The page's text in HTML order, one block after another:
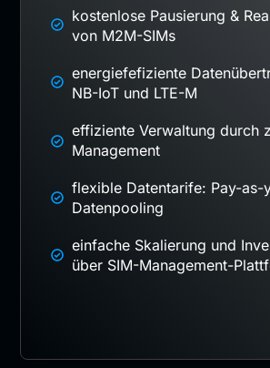
kostenlose Pausierung &
von M2M-SIMs
energiefefiziente
NB-IoT und LTE-M
effiziente Verwaltung durch
Management
flexible Datentarife: Pay-as-
Datenpooling
einfache Skalierung und
über SIM-Management-